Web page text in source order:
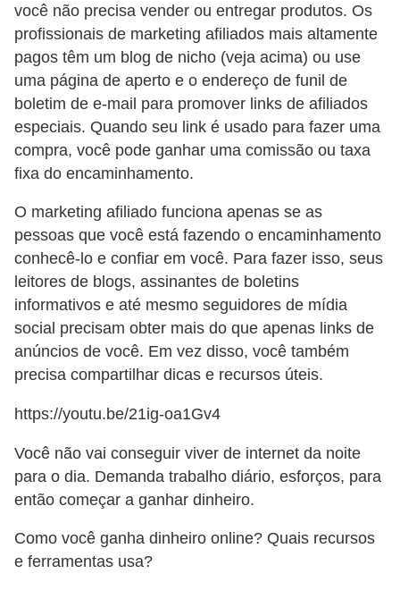
você não precisa vender ou entregar produtos. Os
profissionais de marketing afiliados mais altamente
pagos têm um blog de nicho (veja acima) ou use
uma página de aperto e o endereço de funil de
boletim de e-mail para promover links de afiliados
especiais. Quando seu link é usado para fazer uma
compra, você pode ganhar uma comissão ou taxa
fixa do encaminhamento.
O marketing afiliado funciona apenas se as
pessoas que você está fazendo o encaminhamento
conhecê-lo e confiar em você. Para fazer isso, seus
leitores de blogs, assinantes de boletins
informativos e até mesmo seguidores de mídia
social precisam obter mais do que apenas links de
anúncios de você. Em vez disso, você também
precisa compartilhar dicas e recursos úteis.
https://youtu.be/21ig-oa1Gv4
Você não vai conseguir viver de internet da noite
para o dia. Demanda trabalho diário, esforços, para
então começar a ganhar dinheiro.
Como você ganha dinheiro online? Quais recursos
e ferramentas usa?
R
e
l
ó
g
i
o
s
d
e
p
o
n
o
f
t
w
a